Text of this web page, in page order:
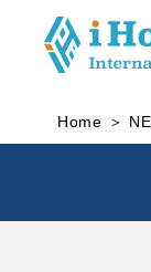
Home